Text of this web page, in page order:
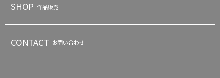
SHOP 作品販売
CONTACT お問い合わせ